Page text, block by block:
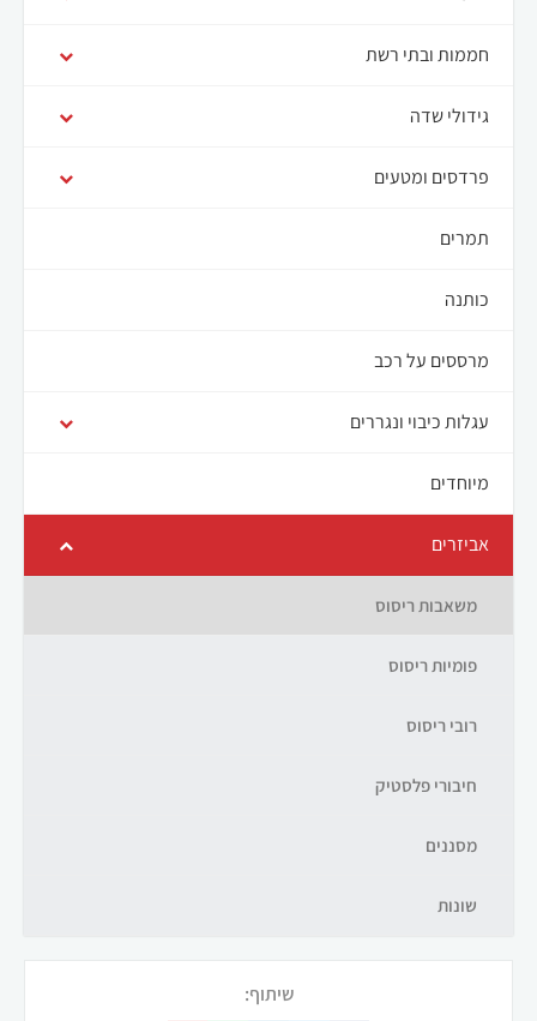
חממות ובתי רשת
גידולי שדה
פרדסים ומטעים
תמרים
כותנה
מרססים על רכב
עגלות כיבוי ונגררים
מיוחדים
אביזרים
משאבות ריסוס
פומיות ריסוס
רובי ריסוס
חיבורי פלסטיק
מסננים
שונות
שיתוף: